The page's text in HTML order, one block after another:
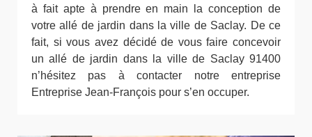
à fait apte à prendre en main la conception de
votre allé de jardin dans la ville de Saclay. De ce
fait, si vous avez décidé de vous faire concevoir
un allé de jardin dans la ville de Saclay 91400
n’hésitez pas à contacter notre entreprise
Entreprise Jean-François pour s’en occuper.